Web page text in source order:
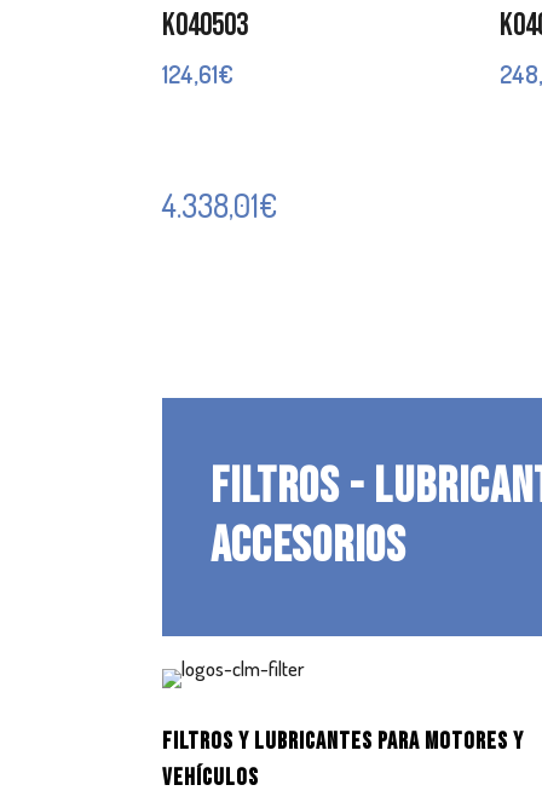
K040503
124,61€
4.338,01€
FILTROS -
ACCESORIOS
FILTROS Y LUBRICANTES PARA MOTORES Y
VEHÍCULOS